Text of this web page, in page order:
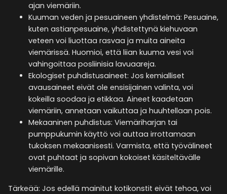
ajan viemäriin.
Kuuman veden ja pesuaineen yhdistelmä: Pesuaine,
kuten astianpesuaine, yhdistettynä kiehuvaan
veteen voi liuottaa rasvaa ja muita aineita
viemärissä. Huomioi, että liian kuuma vesi voi
vahingoittaa posliinisia lavuaareja.
Ekologiset puhdistusaineet: Jos kemialliset
avausaineet eivät ole ensisijainen valinta, voi
kokeilla soodaa ja etikkaa. Aineet kaadetaan
viemäriin, annetaan vaikuttaa ja huuhtellaan pois.
Mekaaninen puhdistus: Viemäriharjan tai
pumppukumin käyttö voi auttaa irrottamaan
tukoksen mekaanisesti. Varmista, että työvälineet
ovat puhtaat ja sopivan kokoiset käsiteltävälle
viemärille.
Tärkeää: Jos edellä mainitut kotikonstit eivät tehoa, voi